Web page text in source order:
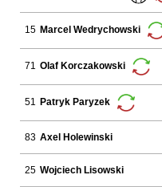
15 Marcel Wedrychowski
71 Olaf Korczakowski
51 Patryk Paryzek
83 Axel Holewinski
25 Wojciech Lisowski